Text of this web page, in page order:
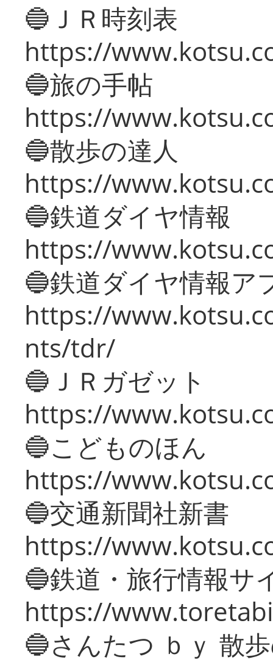
🔵ＪＲ時刻表
https://
🔵旅の手帖
https://
🔵散歩の達人
https://
🔵鉄道ダイヤ情報
https://
🔵鉄道ダイヤ情報ア
https://
nts/tdr/
🔵ＪＲガゼット
https://
🔵こどものほん
https://
🔵交通新聞社新書
https://
🔵鉄道・旅行情報サ
https://
🔵さんたつ ｂｙ 散